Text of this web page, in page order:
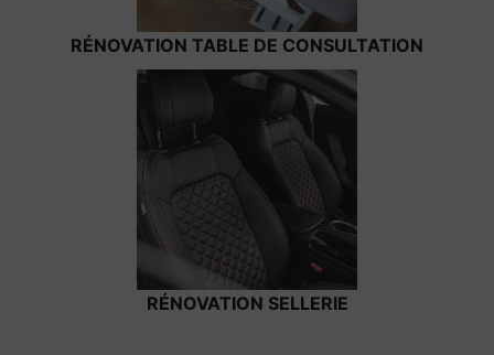
RÉNOVATION TABLE DE CONSULTATION
RÉNOVATION SELLERIE